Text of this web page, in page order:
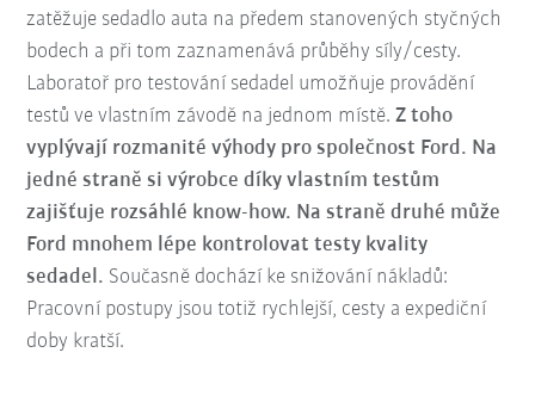
zatěžuje sedadlo auta na předem stanovených styčných
bodech a při tom zaznamenává průběhy síly/cesty.
Laboratoř pro testování sedadel umožňuje provádění
testů ve vlastním závodě na jednom místě.Z toho
vyplývají rozmanité výhody pro společnost Ford. Na
jedné straně si výrobce díky vlastním testům
zajišťuje rozsáhlé know-how. Na straně druhé může
Ford mnohem lépe kontrolovat testy kvality
sedadel. Současně dochází ke snižování nákladů:
Pracovní postupy jsou totiž rychlejší, cesty a expediční
doby kratší.